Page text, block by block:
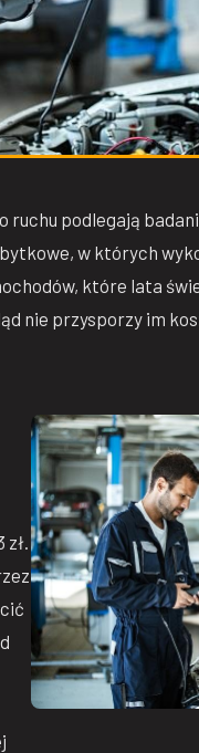
ruchu podlegają
w których
które lata
nie przysporzy im
zł.